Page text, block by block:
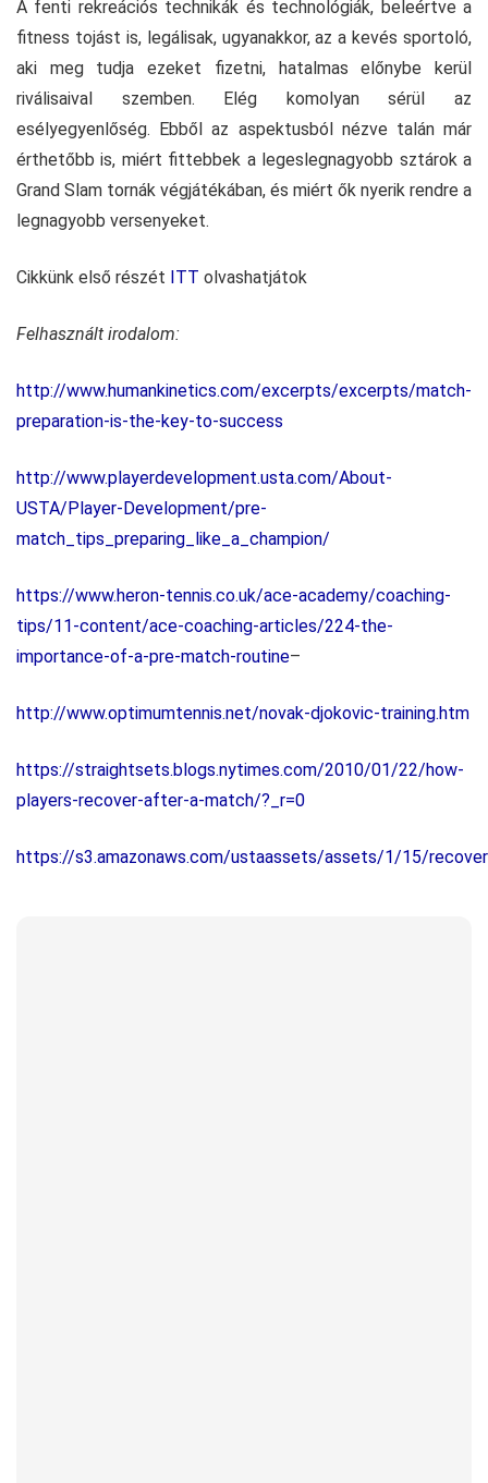
A fenti rekreációs technikák és technológiák, beleértve a
fitness tojást is, legálisak, ugyanakkor, az a kevés sportoló,
aki meg tudja ezeket fizetni, hatalmas előnybe kerül
riválisaival szemben. Elég komolyan sérül az
esélyegyenlőség. Ebből az aspektusból nézve talán már
érthetőbb is, miért fittebbek a legeslegnagyobb sztárok a
Grand Slam tornák végjátékában, és miért ők nyerik rendre a
legnagyobb versenyeket.
Cikkünk első részét ITT olvashatjátok
Felhasznált irodalom:
http://www.humankinetics.com/excerpts/excerpts/match-
preparation-is-the-key-to-success
http://www.playerdevelopment.usta.com/About-
USTA/Player-Development/pre-
match_tips_preparing_like_a_champion/
https://www.heron-tennis.co.uk/ace-academy/coaching-
tips/11-content/ace-coaching-articles/224-the-
importance-of-a-pre-match-routine–
http://www.optimumtennis.net/novak-djokovic-training.htm
https://straightsets.blogs.nytimes.com/2010/01/22/how-
players-recover-after-a-match/?_r=0
https://s3.amazonaws.com/ustaassets/assets/1/15/